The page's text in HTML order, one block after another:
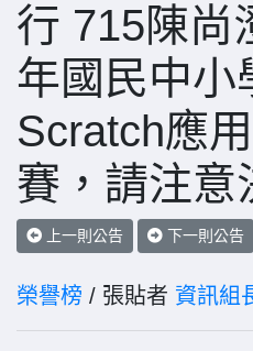
行 715陳尚
年國民中小
Scratch應
賽，請注意
上一則公告 下一則公告
榮譽榜 / 張貼者 資訊組